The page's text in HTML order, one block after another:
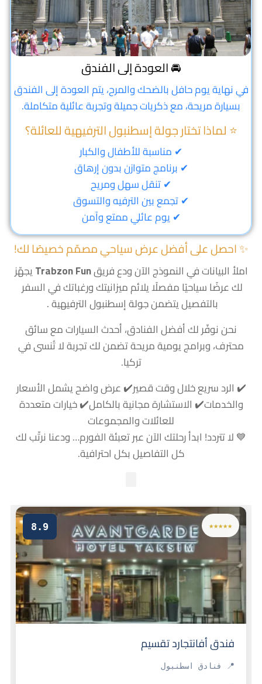
🚘 العودة إلى الفندق
في نهاية يوم حافل بالضحك والمرح، يتم العودة إلى الفندق
بسيارة مريحة، مع ذكريات جميلة وتجربة عائلية متكاملة.
⭐ لماذا تختار جولة إسطنبول الترفيهية للعائلة؟
✔ مناسبة للأطفال والكبار
✔ برنامج متوازن بدون إرهاق
✔ تنقل سهل ومريح
✔ تجمع بين الترفيه والتسوق
✔ يوم عائلي ممتع وآمن
✨ احصل على أفضل عرض سياحي مصمّم خصيصًا لك!
املأ البيانات في النموذج الآن ودع فريقTrabzon Funيجهّز
لك عرضًا سياحيًا مفصلًا يلائم ميزانيتك ورغباتك في السفر
بالتفصيل يتضمن جولة إسطنبول الترفيهية .
نحن نوفّر لك أفضل الفنادق، أحدث السيارات مع سائق
محترف، وبرامج يومية مريحة تضمن لك تجربة لا تُنسى في
تركيا.
✔️ الرد سريع خلال وقت قصير✔️ عرض واضح يشمل الأسعار
والخدمات✔️ الاستشارة مجانية بالكامل✔️ خيارات متعددة
للعائلات والمجموعات
💙لا تتردد! ابدأ رحلتك الآن عبر تعبئة الفورم… ودعنا نرتّب لك
كل التفاصيل بكل احترافية.
★★★★★
8.9
فندق أفانتجارد تقسيم
📍 فنادق اسطنبول